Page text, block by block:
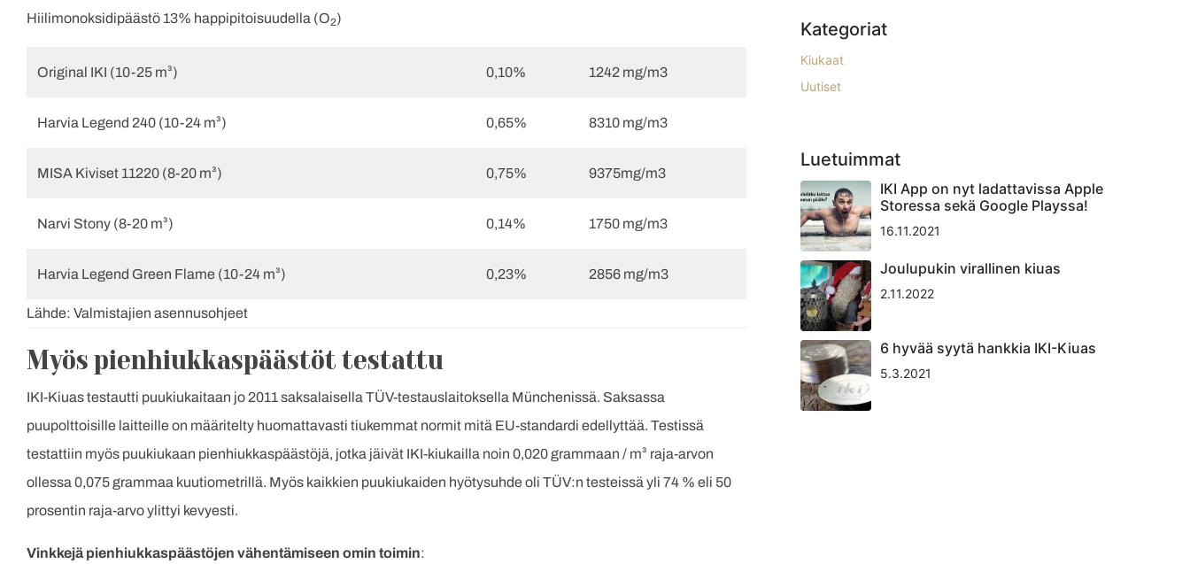
Hiilimonoksidipäästö 13% happipitoisuudella (O2)
Original IKI (10-25 m³) 0,10% 1242 mg/m3
Harvia Legend 240 (10-24 m³) 0,65% 8310 mg/m3
MISA Kiviset 11220 (8-20 m³) 0,75% 9375mg/m3
Narvi Stony (8-20 m³) 0,14% 1750 mg/m3
Harvia Legend Green Flame (10-24 m³) 0,23% 2856 mg/m3
Lähde: Valmistajien asennusohjeet
Myös pienhiukkaspäästöt testattu
IKI-Kiuas testautti puukiukaitaan jo 2011 saksalaisella TÜV-testauslaitoksella Münchenissä. Saksassa
puupolttoisille laitteille on määritelty huomattavasti tiukemmat normit mitä EU-standardi edellyttää. Testissä
testattiin myös puukiukaan pienhiukkaspäästöjä, jotka jäivät IKI-kiukailla noin 0,020 grammaan / m³ raja-arvon
ollessa 0,075 grammaa kuutiometrillä. Myös kaikkien puukiukaiden hyötysuhde oli TÜV:n testeissä yli 74 % eli 50
prosentin raja-arvo ylittyi kevyesti.
Vinkkejä pienhiukkaspäästöjen vähentämiseen omin toimin:
Kategoriat
Kiukaat
Uutiset
Luetuimmat
IKI App on nyt ladattavissa Apple
Storessa sekä Google Playssa!
16.11.2021
Joulupukin virallinen kiuas
2.11.2022
6 hyvää syytä hankkia IKI-Kiuas
5.3.2021